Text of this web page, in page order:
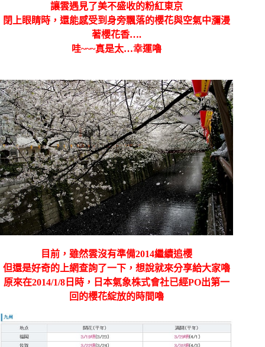
讓雲遇見了美不盛收的粉紅東京
閉上眼睛時，還能感受到身旁飄落的櫻花與空氣中瀰漫
著櫻花香….
哇~~~真是太…幸運嚕
目前，雖然雲沒有準備2014繼續追櫻
但還是好奇的上網查詢了一下，想說就來分享給大家嚕
原來在2014/1/8日時，日本氣象株式會社已經PO出第一
回的櫻花綻放的時間嚕